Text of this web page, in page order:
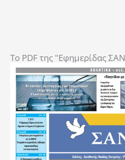
To PDF της "Εφημερίδας